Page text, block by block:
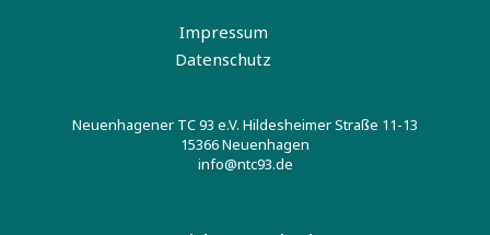
Impressum
Datenschutz
Neuenhagener TC 93 e.V. Hildesheimer Straße 11-13
15366 Neuenhagen
info@ntc93.de